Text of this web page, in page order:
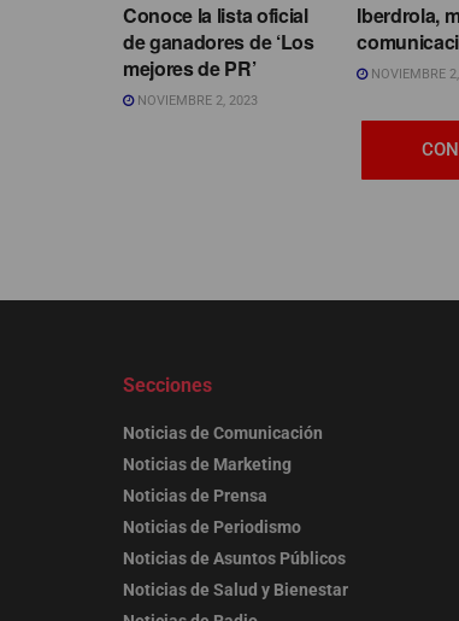
Conoce la lista oficial
de ganadores de ‘Los
mejores de PR’
NOVIEMBRE 2, 2023
Iberdrola,
NOVIEMBRE
Secciones
Noticias de Comunicación
Noticias de Marketing
Noticias de Prensa
Noticias de Periodismo
Noticias de Asuntos Públicos
Noticias de Salud y Bienestar